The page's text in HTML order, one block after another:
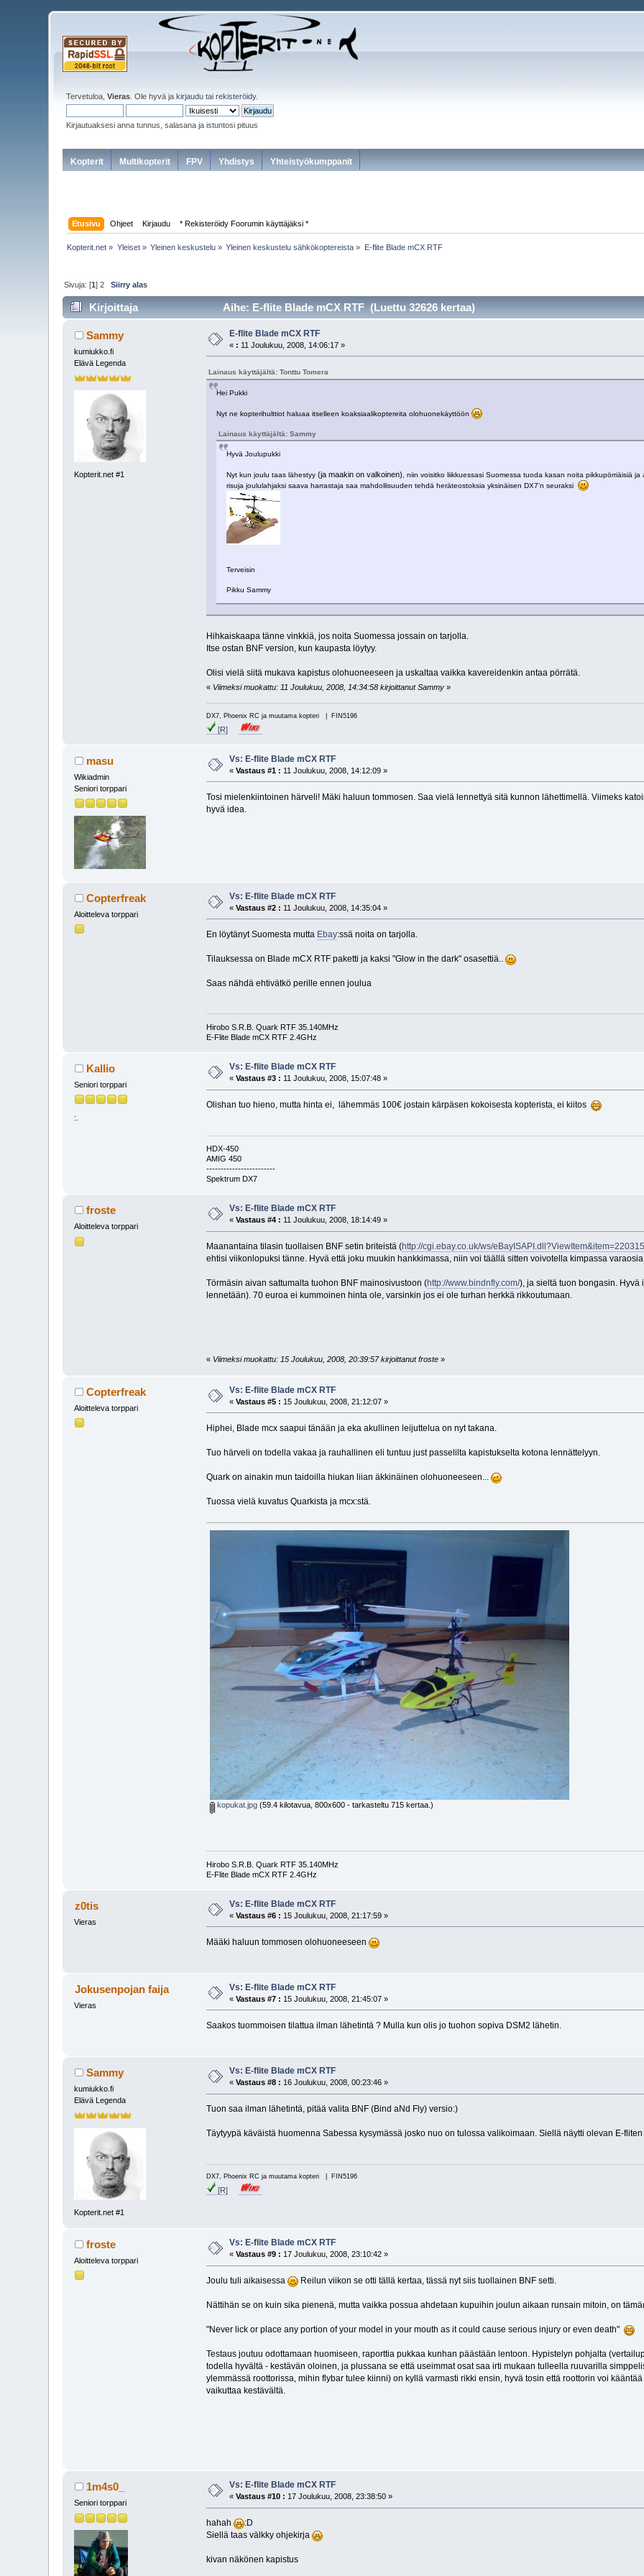
Tervetuloa,Vieras . Ole hyvä jakirjaudu tairekisteröidy.
Kirjautuaksesi anna tunnus, salasana ja istuntosi pituus
Kopterit Multikopterit FPV Yhdistys Yhteistyökumppanit
Etusivu Ohjeet Kirjaudu * Rekisteröidy Foorumin käyttäjäksi *
Kopterit.net » Yleiset» Yleinen keskustelu » Yleinen keskustelu sähkökoptereista » E-flite Blade mCX RTF
Sivuja: [1]2 Siirry alas
Kirjoittaja Aihe: E-flite Blade mCX RTF (Luettu 32626 kertaa)
Sammy
kumiukko.fi
Elävä Legenda
Kopterit.net #1
E-flite Blade mCX RTF
« : 11 Joulukuu, 2008, 14:06:17 »
Lainaus käyttäjältä: Tonttu Tomera
Hei Pukki
Nyt ne kopterihulttiot haluaa itselleen koaksiaalikoptereita olohuonekäyttöön
Lainaus käyttäjältä: Sammy
Hyvä Joulupukki
Nyt kun joulu taas lähestyy (ja maakin on valkoinen) , niin voisitko liikkuessasi Suomessa tuoda kasan noita pikkupörriäisiä
risuja joululahjaksi saava harrastaja saa mahdollisuuden tehdä heräteostoksia yksinäisen DX7'n seuraksi
Terveisin
Pikku Sammy
Hihkaiskaapa tänne vinkkiä, jos noita Suomessa jossain on tarjolla.
Itse ostan BNF version, kun kaupasta löytyy.
Olisi vielä siitä mukava kapistus olohuoneeseen ja uskaltaa vaikka kavereidenkin antaa pörrätä.
« Viimeksi muokattu: 11 Joulukuu, 2008, 14:34:58 kirjoittanut Sammy»
DX7, Phoenix RC ja muutama kopteri | FIN5196
[R]
masu
Wikiadmin
Seniori torppari
Vs: E-flite Blade mCX RTF
«Vastaus #1 : 11 Joulukuu, 2008, 14:12:09 »
Tosi mielenkiintoinen härveli! Mäki haluun tommosen. Saa vielä lennettyä sitä kunnon lähettimellä. Viimeks
hyvä idea.
Copterfreak
Aloitteleva torppari
Vs: E-flite Blade mCX RTF
«Vastaus #2 : 11 Joulukuu, 2008, 14:35:04 »
En löytänyt Suomesta mutta Ebay:ssä noita on tarjolla.
Tilauksessa on Blade mCX RTF paketti ja kaksi "Glow in the dark" osasettiä..
Saas nähdä ehtivätkö perille ennen joulua
Hirobo S.R.B. Quark RTF 35.140MHz
E-Flite Blade mCX RTF 2.4GHz
Kallio
Seniori torppari
:.
Vs: E-flite Blade mCX RTF
«Vastaus #3 : 11 Joulukuu, 2008, 15:07:48 »
Olishan tuo hieno, mutta hinta ei, lähemmäs 100€ jostain kärpäsen kokoisesta kopterista, ei kiitos
HDX-450
AMIG 450
------------------------
Spektrum DX7
froste
Aloitteleva torppari
Vs: E-flite Blade mCX RTF
«Vastaus #4 : 11 Joulukuu, 2008, 18:14:49 »
Maanantaina tilasin tuollaisen BNF setin briteistä (http://cgi.ebay.co.uk/ws/
ehtisi viikonlopuksi tänne. Hyvä että joku muukin hankkimassa, niin voi täällä sitten voivotella kimpassa
Törmäsin aivan sattumalta tuohon BNF mainosivustoon (http://www.bindnfly.com/), ja sieltä tuon bongasin.
lennetään). 70 euroa ei kummoinen hinta ole, varsinkin jos ei ole turhan herkkä rikkoutumaan.
« Viimeksi muokattu: 15 Joulukuu, 2008, 20:39:57 kirjoittanut froste»
Copterfreak
Aloitteleva torppari
Vs: E-flite Blade mCX RTF
«Vastaus #5 : 15 Joulukuu, 2008, 21:12:07 »
Hiphei, Blade mcx saapui tänään ja eka akullinen leijuttelua on nyt takana.
Tuo härveli on todella vakaa ja rauhallinen eli tuntuu just passelilta kapistukselta kotona lennättelyyn.
Quark on ainakin mun taidoilla hiukan liian äkkinäinen olohuoneeseen...
Tuossa vielä kuvatus Quarkista ja mcx:stä.
kopukat.jpg (59.4 kilotavua, 800x600 - tarkasteltu 715 kertaa.)
Hirobo S.R.B. Quark RTF 35.140MHz
E-Flite Blade mCX RTF 2.4GHz
z0tis
Vieras
Vs: E-flite Blade mCX RTF
«Vastaus #6 : 15 Joulukuu, 2008, 21:17:59 »
Määki haluun tommosen olohuoneeseen
Jokusenpojan faija
Vieras
Vs: E-flite Blade mCX RTF
«Vastaus #7 : 15 Joulukuu, 2008, 21:45:07 »
Saakos tuommoisen tilattua ilman lähetintä ? Mulla kun olis jo tuohon sopiva DSM2 lähetin.
Sammy
kumiukko.fi
Elävä Legenda
Kopterit.net #1
Vs: E-flite Blade mCX RTF
«Vastaus #8 : 16 Joulukuu, 2008, 00:23:46 »
Tuon saa ilman lähetintä, pitää valita BNF (Bind aNd Fly) versio:)
Täytyypä käväistä huomenna Sabessa kysymässä josko nuo on tulossa valikoimaan. Siellä näytti olevan E-
DX7, Phoenix RC ja muutama kopteri | FIN5196
[R]
froste
Aloitteleva torppari
Vs: E-flite Blade mCX RTF
«Vastaus #9 : 17 Joulukuu, 2008, 23:10:42 »
Joulu tuli aikaisessa Reilun viikon se otti tällä kertaa, tässä nyt siis tuollainen BNF setti.
Nättihän se on kuin sika pienenä, mutta vaikka possua ahdetaan kupuihin joulun aikaan runsain mitoin, on
"Never lick or place any portion of your model in your mouth as it could cause serious injury or even death"
Testaus joutuu odottamaan huomiseen, raporttia pukkaa kunhan päästään lentoon. Hypistelyn pohjalta
todella hyvältä - kestävän oloinen, ja plussana se että useimmat osat saa irti mukaan tulleella ruuvarilla
ylemmässä roottorissa, mihin flybar tulee kiinni) on kyllä varmasti rikki ensin, hyvä tosin että roottorin voi
vaikuttaa kestävältä.
1m4s0_
Seniori torppari
Vs: E-flite Blade mCX RTF
«Vastaus #10 : 17 Joulukuu, 2008, 23:38:50 »
hahah
:D
Siellä taas välkky ohjekirja
kivan näkönen kapistus